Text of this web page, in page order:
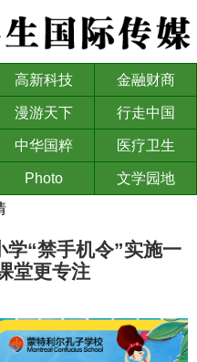
高新科技 金融财商
漫游天下 行走中国
中华国粹 医疗卫生
Photo
文学园地
学“禁手机令”实施一
堂更专注